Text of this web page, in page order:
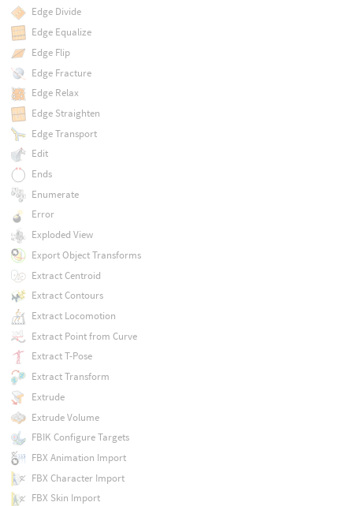
Edge Divide
Edge Equalize
Edge Flip
Edge Fracture
Edge Relax
Edge Straighten
Edge Transport
Edit
Ends
Enumerate
Error
Exploded View
Export Object Transforms
Extract Centroid
Extract Contours
Extract Locomotion
Extract Point from Curve
Extract T-Pose
Extract Transform
Extrude
Extrude Volume
FBIK Configure Targets
FBX Animation Import
FBX Character Import
FBX Skin Import